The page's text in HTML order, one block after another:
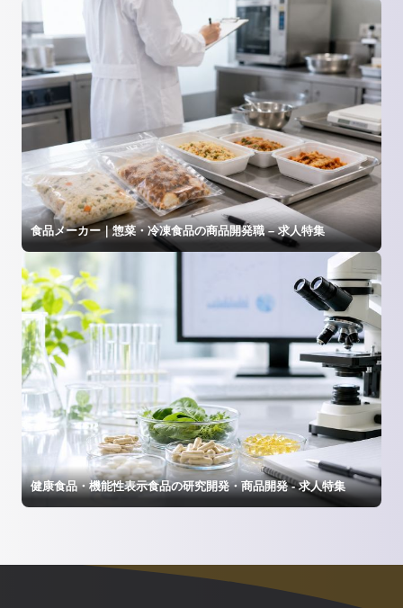
食品メーカー｜惣菜・冷凍食品の商品開発職 – 求人特集
健康食品・機能性表示食品の研究開発・商品開発 - 求人特集